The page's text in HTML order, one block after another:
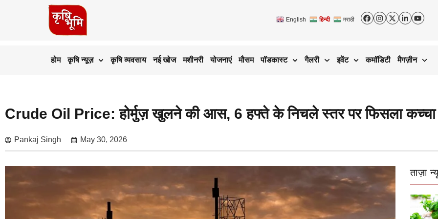
English हिन्दी मराठी
होम कृषि न्यूज़ कृषि व्यवसाय नई खोज मशीनरी योजनाएं मौसम पॉडकास्ट गैलरी इवेंट कमॉडिटी मैगज़ीन
Crude Oil Price: होर्मुज़ खुलने की आस, 6 हफ्ते के निचले स्तर पर फिसला
Pankaj Singh May 30, 2026
ताज़ा